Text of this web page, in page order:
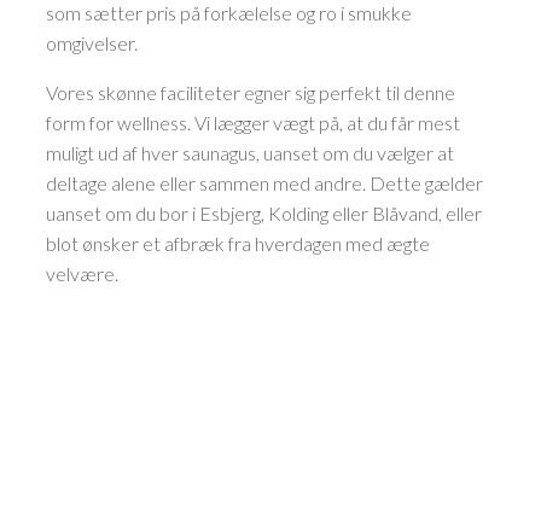
som sætter pris på forkælelse og ro i smukke
omgivelser.
Vores skønne faciliteter egner sig perfekt til denne
form for wellness. Vi lægger vægt på, at du får mest
muligt ud af hver saunagus, uanset om du vælger at
deltage alene eller sammen med andre. Dette gælder
uanset om du bor i Esbjerg, Kolding eller Blåvand, eller
blot ønsker et afbræk fra hverdagen med ægte
velvære.